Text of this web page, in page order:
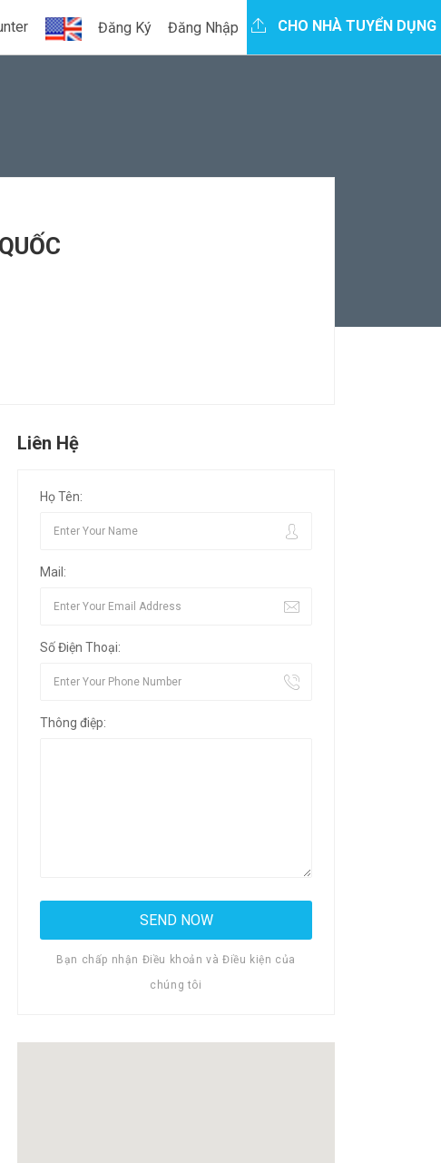
Đăng Ký Đăng Nhập CHO NHÀ TUYỂN DỤNG
Liên Hệ
Họ Tên:
Mail:
Số Điện Thoại:
Thông điệp:
Bạn chấp nhận Điều khoản và Điều kiện của
chúng tôi